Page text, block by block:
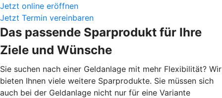
Jetzt online eröffnen
Jetzt Termin vereinbaren
Das passende Sparprodukt für Ihre
Ziele und Wünsche
Sie suchen nach einer Geldanlage mit mehr Flexibilität? Wir
bieten Ihnen viele weitere Sparprodukte. Sie müssen sich
auch bei der Geldanlage nicht nur für eine Variante